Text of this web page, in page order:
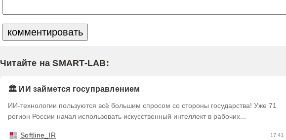
Читайте на SMART-LAB:
🏛️ ИИ займется госуправлением
ИИ-технологии пользуются всё большим спросом со стороны государства! Уже 71
регион России начал использовать искусственный интеллект в рабочих...
Softline_IR 17:41